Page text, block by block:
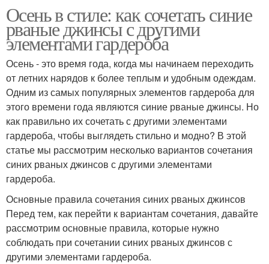
Осень в стиле: как сочетать синие
рваные джинсы с другими
элементами гардероба
Осень - это время года, когда мы начинаем переходить
от летних нарядов к более теплым и удобным одеждам.
Одним из самых популярных элементов гардероба для
этого времени года являются синие рваные джинсы. Но
как правильно их сочетать с другими элементами
гардероба, чтобы выглядеть стильно и модно? В этой
статье мы рассмотрим несколько вариантов сочетания
синих рваных джинсов с другими элементами
гардероба.
Основные правила сочетания синих рваных джинсов
Перед тем, как перейти к вариантам сочетания, давайте
рассмотрим основные правила, которые нужно
соблюдать при сочетании синих рваных джинсов с
другими элементами гардероба.